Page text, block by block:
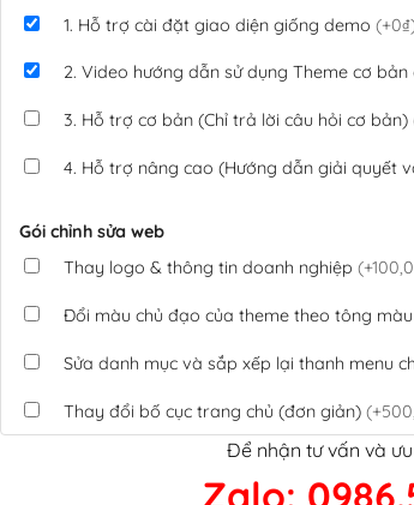
1. Hỗ trợ cài đặt giao diện giống demo
2. Video hướng dẫn sử dụng Theme cơ
3. Hỗ trợ cơ bản (Chỉ trả lời câu hỏi cơ bản)
4. Hỗ trợ nâng cao (Hướng dẫn giải quyết
Gói chỉnh sửa web
Thay logo & thông tin doanh nghiệp
Đổi màu chủ đạo của theme theo tông
Sửa danh mục và sắp xếp lại thanh menu
Thay đổi bố cục trang chủ (đơn giản)
Tích hợp thanh toán QR Code ngân hàng
Để nhận tư vấn và
Zalo: